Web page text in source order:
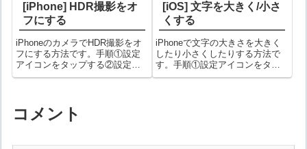
[iPhone] HDR撮影をオ
フにする
iPhoneのカメラでHDR撮影をオ
フにする方法です。手順①設定
アイコンをタップする②設定画
面で「カメラ」を選択する③カ
の状態です。これでHDR撮影が
オフになります。備考HDRをオ
[iOS] 文字を大きく/小さ
くする
iPhoneで文字の大きさを大きく
したり小さくしたりする方法で
す。手順①設定アイコンをタッ
プする②「画面の表示と明る
コメント